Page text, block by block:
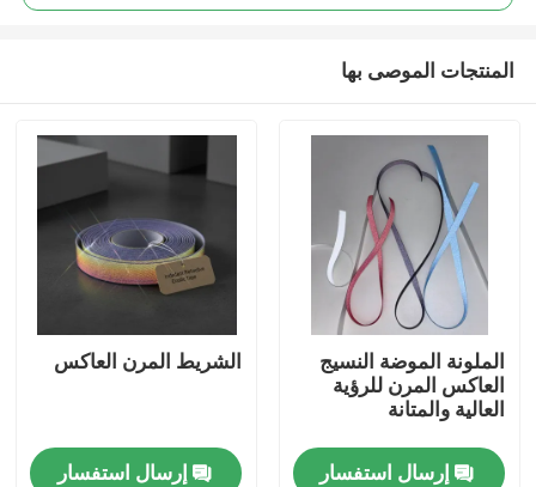
المنتجات الموصى بها
الملونة الموضة النسيج
العاكس المرن للرؤية
العالية والمتانة
إرسال استفسار
الشريط المرن العاكس
إرسال استفسار